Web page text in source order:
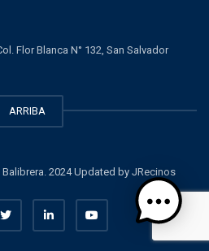
Flor Blanca N° 132, San Salvador
ARRIBA
2024 Updated by JRecinos